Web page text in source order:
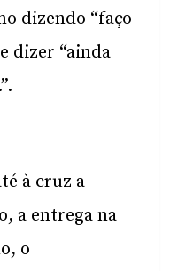
dizendo “faço
dizer “ainda
à cruz a
a entrega na
o